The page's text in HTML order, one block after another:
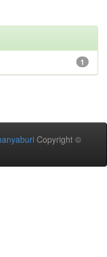
1
Copyright ©